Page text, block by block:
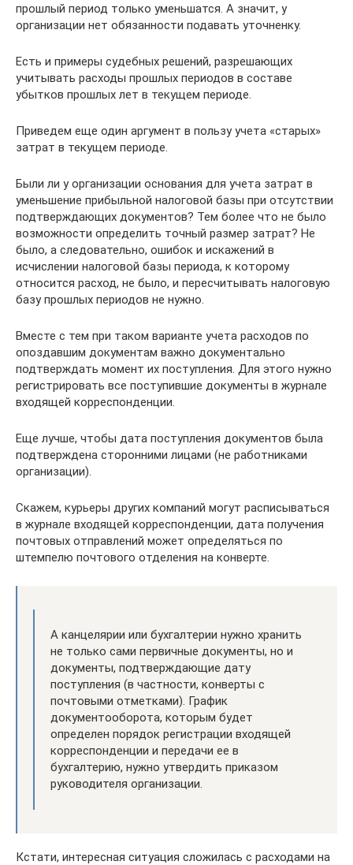
прошлый период только уменьшатся. А значит, у
организации нет обязанности подавать уточненку.
Есть и примеры судебных решений, разрешающих
учитывать расходы прошлых периодов в составе
убытков прошлых лет в текущем периоде.
Приведем еще один аргумент в пользу учета «старых»
затрат в текущем периоде.
Были ли у организации основания для учета затрат в
уменьшение прибыльной налоговой базы при отсутствии
подтверждающих документов? Тем более что не было
возможности определить точный размер затрат? Не
было, а следовательно, ошибок и искажений в
исчислении налоговой базы периода, к которому
относится расход, не было, и пересчитывать налоговую
базу прошлых периодов не нужно.
Вместе с тем при таком варианте учета расходов по
опоздавшим документам важно документально
подтверждать момент их поступления. Для этого нужно
регистрировать все поступившие документы в журнале
входящей корреспонденции.
Еще лучше, чтобы дата поступления документов была
подтверждена сторонними лицами (не работниками
организации).
Скажем, курьеры других компаний могут расписываться
в журнале входящей корреспонденции, дата получения
почтовых отправлений может определяться по
штемпелю почтового отделения на конверте.
А канцелярии или бухгалтерии нужно хранить
не только сами первичные документы, но и
документы, подтверждающие дату
поступления (в частности, конверты с
почтовыми отметками). График
документооборота, которым будет
определен порядок регистрации входящей
корреспонденции и передачи ее в
бухгалтерию, нужно утвердить приказом
руководителя организации.
Кстати, интересная ситуация сложилась с расходами на